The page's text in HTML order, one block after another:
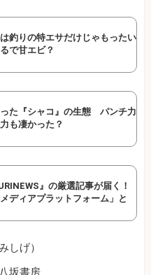
は釣りの特エサだけじゃもったい
で甘エビ？
た『シャコ』の生態 パンチ力
も凄かった？
』の厳選記事が届く！
メディアプラットフォーム」と
しげ）
坂書房